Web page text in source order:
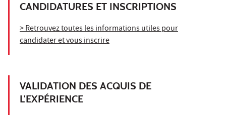
CANDIDATURES ET INSCRIPTIONS
> Retrouvez toutes les informations utiles pour
candidater et vous inscrire
VALIDATION DES ACQUIS DE
L'EXPÉRIENCE